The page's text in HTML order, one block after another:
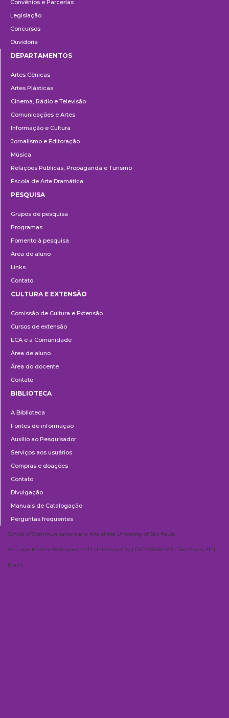
Convênios e Parcerias
Legislação
Concursos
Ouvidoria
DEPARTAMENTOS
Artes Cênicas
Artes Plásticas
Cinema, Rádio e Televisão
Comunicações e Artes
Informação e Cultura
Jornalismo e Editoração
Música
Relações Públicas, Propaganda e Turismo
Escola de Arte Dramática
PESQUISA
Grupos de pesquisa
Programas
Fomento à pesquisa
Área do aluno
Links
Contato
e
Extensão
CULTURA E EXTENSÃO
Comissão de Cultura e Extensão
Cursos de extensão
ECA e a Comunidade
Área de aluno
Área do docente
Contato
BIBLIOTECA
A Biblioteca
Fontes de informação
Auxílio ao Pesquisador
Serviços aos usuários
Compras e doações
Contato
Divulgação
Manuais de Catalogação
Perguntas frequentes
School of Communications and Arts of the University of São Paulo
Av. Lúcio Martins Rodrigues, 443 | University City | CEP 05508-020 | São Paulo, SP |
Brazil